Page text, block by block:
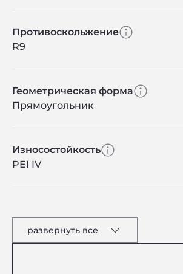
Противоскольжение
R9
Геометрическая форма
Прямоугольник
Износостойкость
PEI IV
развернуть все